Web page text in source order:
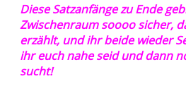
Diese Satzanfänge zu Ende
Zwischenraum soooo sicher,
erzählt, und ihr beide wieder
ihr euch nahe seid und dann
sucht!